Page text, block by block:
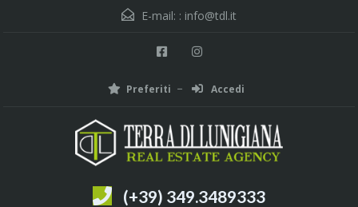
E-mail: : info@tdl.it
Preferiti Accedi
(+39) 349.3489333